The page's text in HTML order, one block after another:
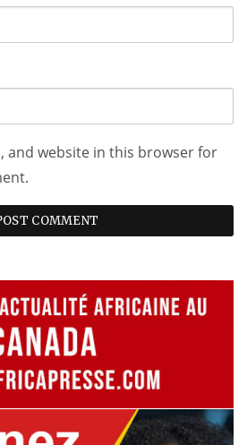
and website in this browser for